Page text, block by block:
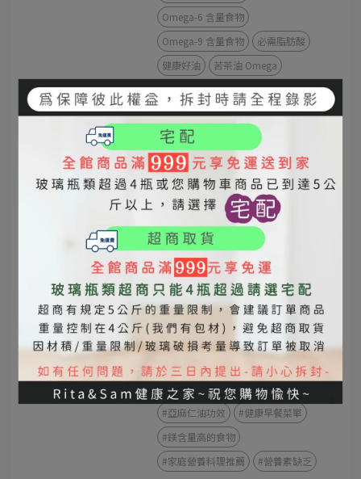
Omega-6 含量食物
Omega-9 含量食物
必需脂肪酸
健康好油
苦茶油 Omega
苦茶油 vs 橄欖油差異｜發煙點、
營養價值、料理方式完整解析
2025-09-04
#苦茶油
#橄欖油
苦茶油 vs 橄欖油
苦茶油與橄欖油差異
苦茶油功效
橄欖油功效
苦茶油營養價值
橄欖油營養價值
東方橄欖油
全家人常常累？搞不好不是缺睡，
是缺這幾樣營養素！
2025-06-30
#植物性補鐵食物
#苦茶油營養
#亞麻仁油功效
#健康早餐菜單
#鎂含量高的食物
#家庭營養料理推薦
#營養素缺乏